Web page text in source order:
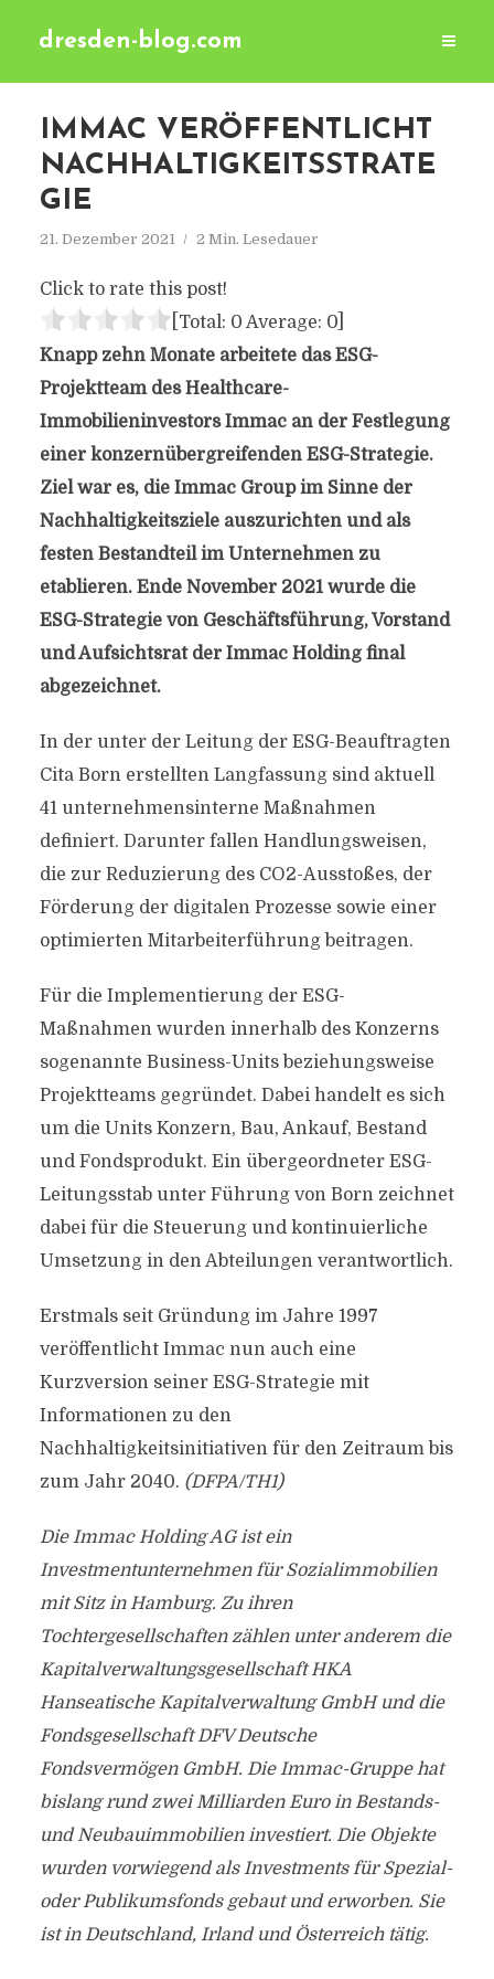
dresden-blog.com
IMMAC VERÖFFENTLICHT
NACHHALTIGKEITSSTRATE
GIE
21. Dezember 2021 2 Min. Lesedauer
Click to rate this post!
[Total: 0 Average: 0]
Knapp zehn Monate arbeitete das ESG-
Projektteam des Healthcare-
Immobilieninvestors Immac an der Festlegung
einer konzernübergreifenden ESG-Strategie.
Ziel war es, die Immac Group im Sinne der
Nachhaltigkeitsziele auszurichten und als
festen Bestandteil im Unternehmen zu
etablieren. Ende November 2021 wurde die
ESG-Strategie von Geschäftsführung, Vorstand
und Aufsichtsrat der Immac Holding final
abgezeichnet.
In der unter der Leitung der ESG-Beauftragten
Cita Born erstellten Langfassung sind aktuell
41 unternehmensinterne Maßnahmen
definiert. Darunter fallen Handlungsweisen,
die zur Reduzierung des CO2-Ausstoßes, der
Förderung der digitalen Prozesse sowie einer
optimierten Mitarbeiterführung beitragen.
Für die Implementierung der ESG-
Maßnahmen wurden innerhalb des Konzerns
sogenannte Business-Units beziehungsweise
Projektteams gegründet. Dabei handelt es sich
um die Units Konzern, Bau, Ankauf, Bestand
und Fondsprodukt. Ein übergeordneter ESG-
Leitungsstab unter Führung von Born zeichnet
dabei für die Steuerung und kontinuierliche
Umsetzung in den Abteilungen verantwortlich.
Erstmals seit Gründung im Jahre 1997
veröffentlicht Immac nun auch eine
Kurzversion seiner ESG-Strategie mit
Informationen zu den
Nachhaltigkeitsinitiativen für den Zeitraum bis
zum Jahr 2040. (DFPA/TH1)
Die Immac Holding AG ist ein
Investmentunternehmen für Sozialimmobilien
mit Sitz in Hamburg. Zu ihren
Tochtergesellschaften zählen unter anderem die
Kapitalverwaltungsgesellschaft HKA
Hanseatische Kapitalverwaltung GmbH und die
Fondsgesellschaft DFV Deutsche
Fondsvermögen GmbH. Die Immac-Gruppe hat
bislang rund zwei Milliarden Euro in Bestands-
und Neubauimmobilien investiert. Die Objekte
wurden vorwiegend als Investments für Spezial-
oder Publikumsfonds gebaut und erworben. Sie
ist in Deutschland, Irland und Österreich tätig.